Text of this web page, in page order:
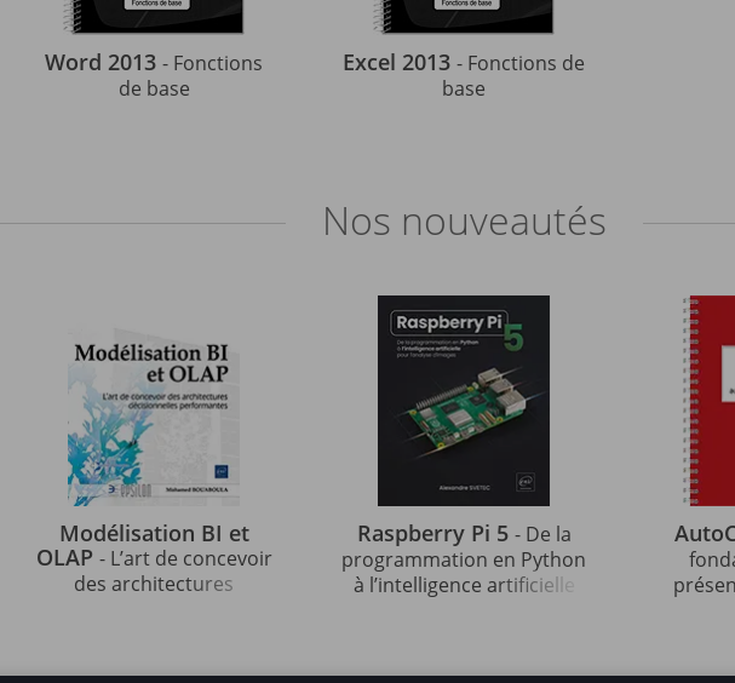
Word 2013 - Fonctions
de base
Excel 2013 - Fonctions de
base
Nos nouveautés
Modélisation BI et
OLAP - L’art de concevoir
des architectures
Raspberry Pi 5 - De la
programmation en Python
à l’intelligence artificielle